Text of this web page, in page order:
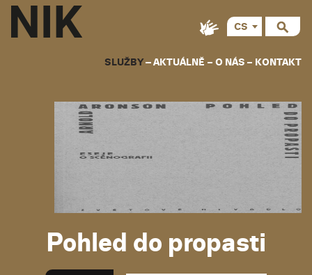
SLUŽBY AKTUÁLNĚ O NÁS KONTAKT
CS
Pohled do propasti